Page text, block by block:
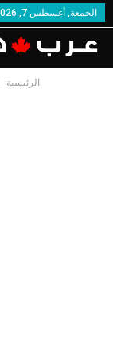
الجمعة, أغسطس 7, 2026
الرئيسية